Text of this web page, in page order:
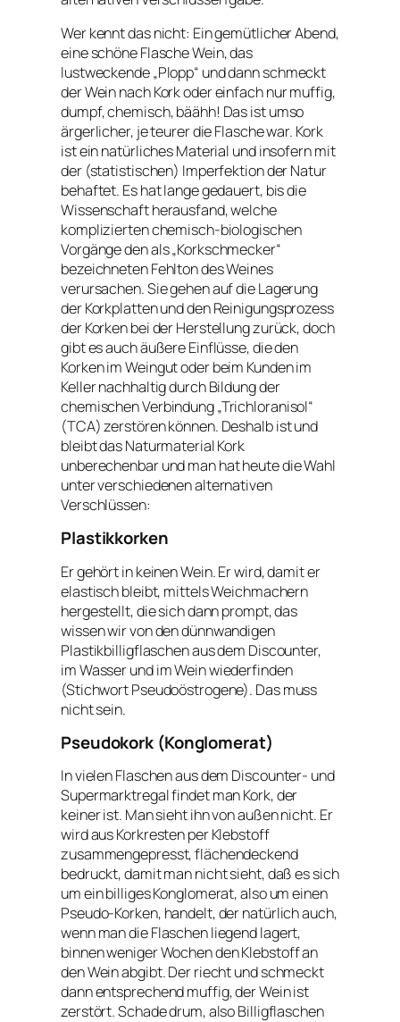
Wer kennt das nicht: Ein gemütlicher Abend,
eine schöne Flasche Wein, das
lustweckende „Plopp“ und dann schmeckt
der Wein nach Kork oder einfach nur muffig,
dumpf, chemisch, bäähh! Das ist umso
ärgerlicher, je teurer die Flasche war. Kork
ist ein natürliches Material und insofern mit
der (statistischen) Imperfektion der Natur
behaftet. Es hat lange gedauert, bis die
Wissenschaft herausfand, welche
komplizierten chemisch-biologischen
Vorgänge den als „Korkschmecker“
bezeichneten Fehlton des Weines
verursachen. Sie gehen auf die Lagerung
der Korkplatten und den Reinigungsprozess
der Korken bei der Herstellung zurück, doch
gibt es auch äußere Einflüsse, die den
Korken im Weingut oder beim Kunden im
Keller nachhaltig durch Bildung der
chemischen Verbindung „Trichloranisol“
(TCA) zerstören können. Deshalb ist und
bleibt das Naturmaterial Kork
unberechenbar und man hat heute die Wahl
unter verschiedenen alternativen
Verschlüssen:
Plastikkorken
Er gehört in keinen Wein. Er wird, damit er
elastisch bleibt, mittels Weichmachern
hergestellt, die sich dann prompt, das
wissen wir von den dünnwandigen
Plastikbilligflaschen aus dem Discounter,
im Wasser und im Wein wiederfinden
(Stichwort Pseudoöstrogene). Das muss
nicht sein.
Pseudokork (Konglomerat)
In vielen Flaschen aus dem Discounter- und
Supermarktregal findet man Kork, der
keiner ist. Man sieht ihn von außen nicht. Er
wird aus Korkresten per Klebstoff
zusammengepresst, flächendeckend
bedruckt, damit man nicht sieht, daß es sich
um ein billiges Konglomerat, also um einen
Pseudo-Korken, handelt, der natürlich auch,
wenn man die Flaschen liegend lagert,
binnen weniger Wochen den Klebstoff an
den Wein abgibt. Der riecht und schmeckt
dann entsprechend muffig, der Wein ist
zerstört. Schade drum, also Billigflaschen